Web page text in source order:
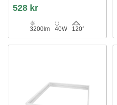
528 kr
3200lm 40W 120°